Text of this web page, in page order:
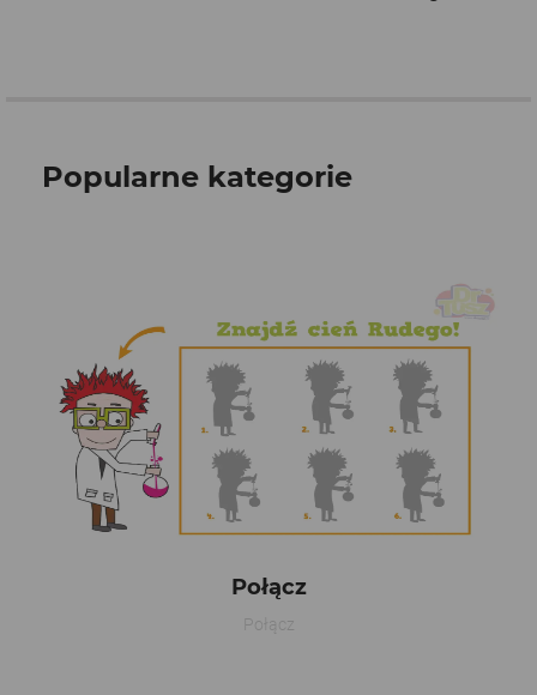
Popularne kategorie
Połącz
Połącz